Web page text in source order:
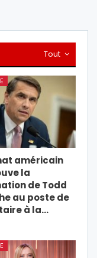
Tout
américain
la
de Todd
au poste de
à la…